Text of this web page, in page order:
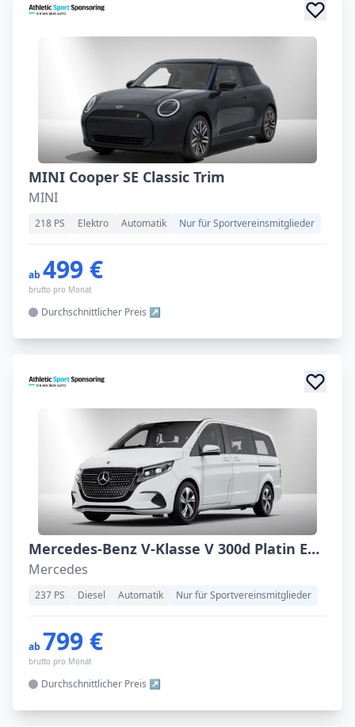
MINI Cooper SE Classic Trim
MINI
218 PS Elektro Automatik Nur für Sportvereinsmitglieder
ab 499 €
brutto pro Monat
Durchschnittlicher Preis
Mercedes-Benz V-Klasse V 300d Platin Edition Lang Avantgarde
Mercedes
237 PS Diesel Automatik Nur für Sportvereinsmitglieder
ab 799 €
brutto pro Monat
Durchschnittlicher Preis